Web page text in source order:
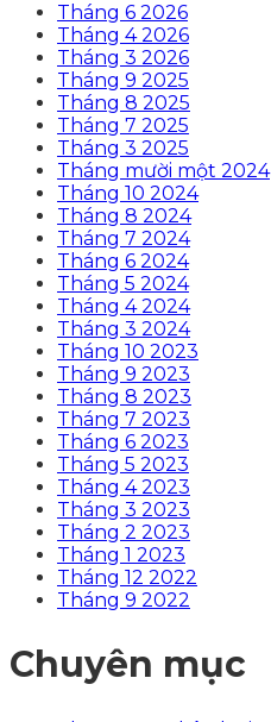
Tháng 6 2026
Tháng 4 2026
Tháng 3 2026
Tháng 9 2025
Tháng 8 2025
Tháng 7 2025
Tháng 3 2025
Tháng mười một 2024
Tháng 10 2024
Tháng 8 2024
Tháng 7 2024
Tháng 6 2024
Tháng 5 2024
Tháng 4 2024
Tháng 3 2024
Tháng 10 2023
Tháng 9 2023
Tháng 8 2023
Tháng 7 2023
Tháng 6 2023
Tháng 5 2023
Tháng 4 2023
Tháng 3 2023
Tháng 2 2023
Tháng 1 2023
Tháng 12 2022
Tháng 9 2022
Chuyên mục